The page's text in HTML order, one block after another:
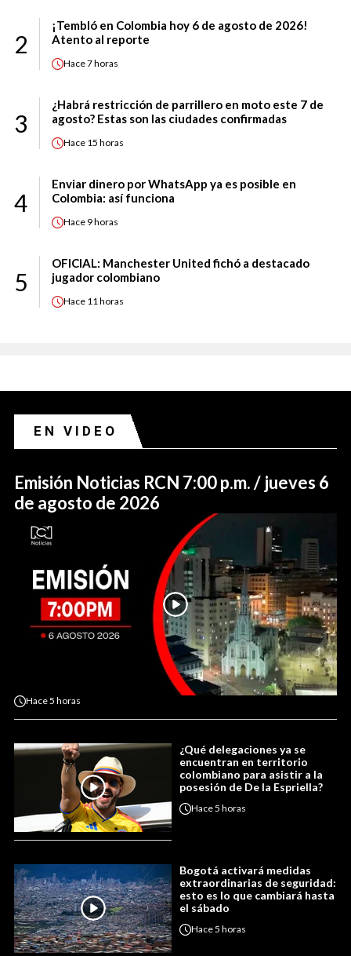
2
¡Tembló en Colombia hoy 6 de agosto de 2026!
Atento al reporte
Hace7 horas
3
¿Habrá restricción de parrillero en moto este 7 de
agosto? Estas son las ciudades confirmadas
Hace 15 horas
4
Enviar dinero por WhatsApp ya es posible en
Colombia: así funciona
Hace 9 horas
5
OFICIAL: Manchester United fichó a destacado
jugador colombiano
Hace 11 horas
EN VIDEO
Emisión Noticias RCN 7:00 p.m. / jueves 6
de agosto de 2026
Hace5 horas
¿Qué delegaciones ya se
encuentran en territorio
colombiano para asistir a la
posesión de De la Espriella?
Hace5 horas
Bogotá activará medidas
extraordinarias de seguridad:
esto es lo que cambiará hasta
el sábado
Hace5 horas